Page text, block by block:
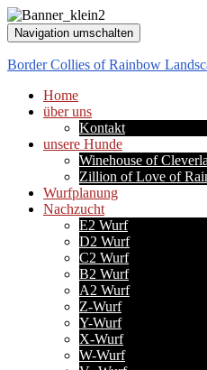
Navigation umschalten
Border Collies of Rainbow
Home
über uns
Kontakt
unsere Hunde
Winehouse of
Zillion of Love of
Wurfplanung
Nachzucht
E2 Wurf
D2 Wurf
C2 Wurf
B2 Wurf
A2 Wurf
Z-Wurf
Y-Wurf
X-Wurf
W-Wurf